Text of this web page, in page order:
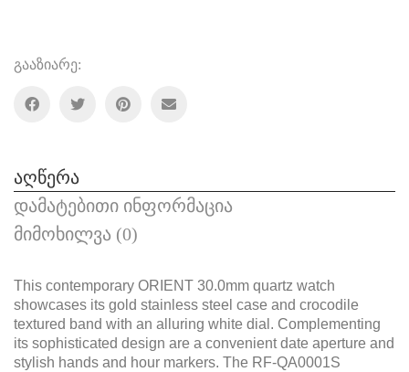
გააზიარე:
აღწერა
დამატებითი ინფორმაცია
მიმოხილვა (0)
This contemporary ORIENT 30.0mm quartz watch
showcases its gold stainless steel case and crocodile
textured band with an alluring white dial. Complementing
its sophisticated design are a convenient date aperture and
stylish hands and hour markers. The RF-QA0001S